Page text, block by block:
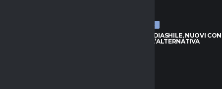
ULTIME NEWS
NAPOLI-BADIASHILE, NUOVI
AGUERD È L’ALTERNATIVA